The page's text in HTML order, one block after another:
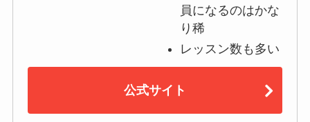
員になるのはかな
り稀
レッスン数も多い
公式サイト